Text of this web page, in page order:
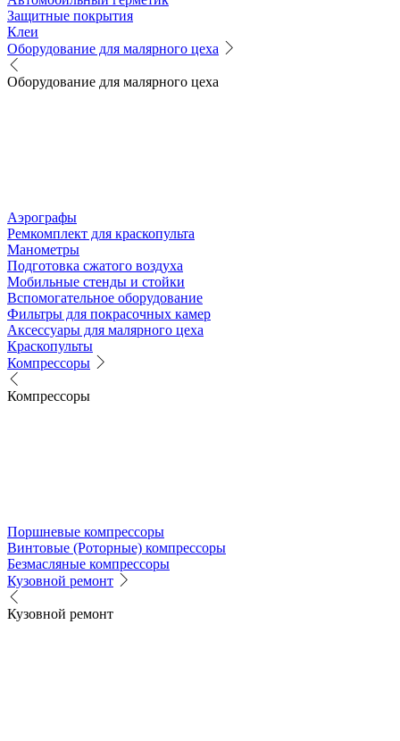
Защитные покрытия
Клеи
Оборудование для малярного цеха
Оборудование для малярного цеха
Аэрографы
Ремкомплект для краскопульта
Манометры
Подготовка сжатого воздуха
Мобильные стенды и стойки
Вспомогательное оборудование
Фильтры для покрасочных камер
Аксессуары для малярного цеха
Краскопульты
Компрессоры
Компрессоры
Поршневые компрессоры
Винтовые (Роторные) компрессоры
Безмасляные компрессоры
Кузовной ремонт
Кузовной ремонт